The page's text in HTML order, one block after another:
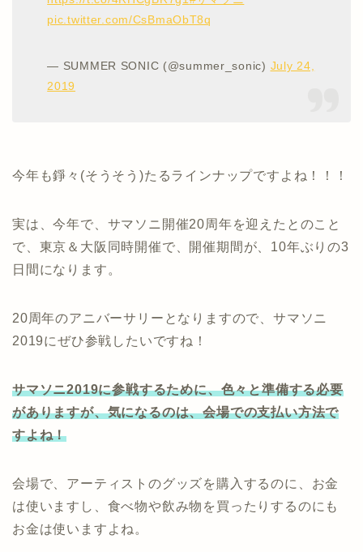
pic.twitter.com/CsBmaObT8q
— SUMMER SONIC (@summer_sonic) July 24,
2019
今年も錚々(そうそう)たるラインナップですよね！！！
実は、今年で、サマソニ開催20周年を迎えたとのこと
で、東京＆大阪同時開催で、開催期間が、10年ぶりの3
日間になります。
20周年のアニバーサリーとなりますので、サマソニ
2019にぜひ参戦したいですね！
サマソニ2019に参戦するために、色々と準備する必要
がありますが、気になるのは、会場での支払い方法で
すよね！
会場で、アーティストのグッズを購入するのに、お金
は使いますし、食べ物や飲み物を買ったりするのにも
お金は使いますよね。